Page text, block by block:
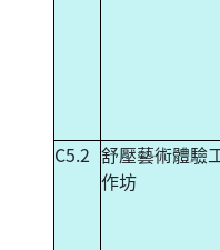
C5.2 舒壓藝術體驗
作坊